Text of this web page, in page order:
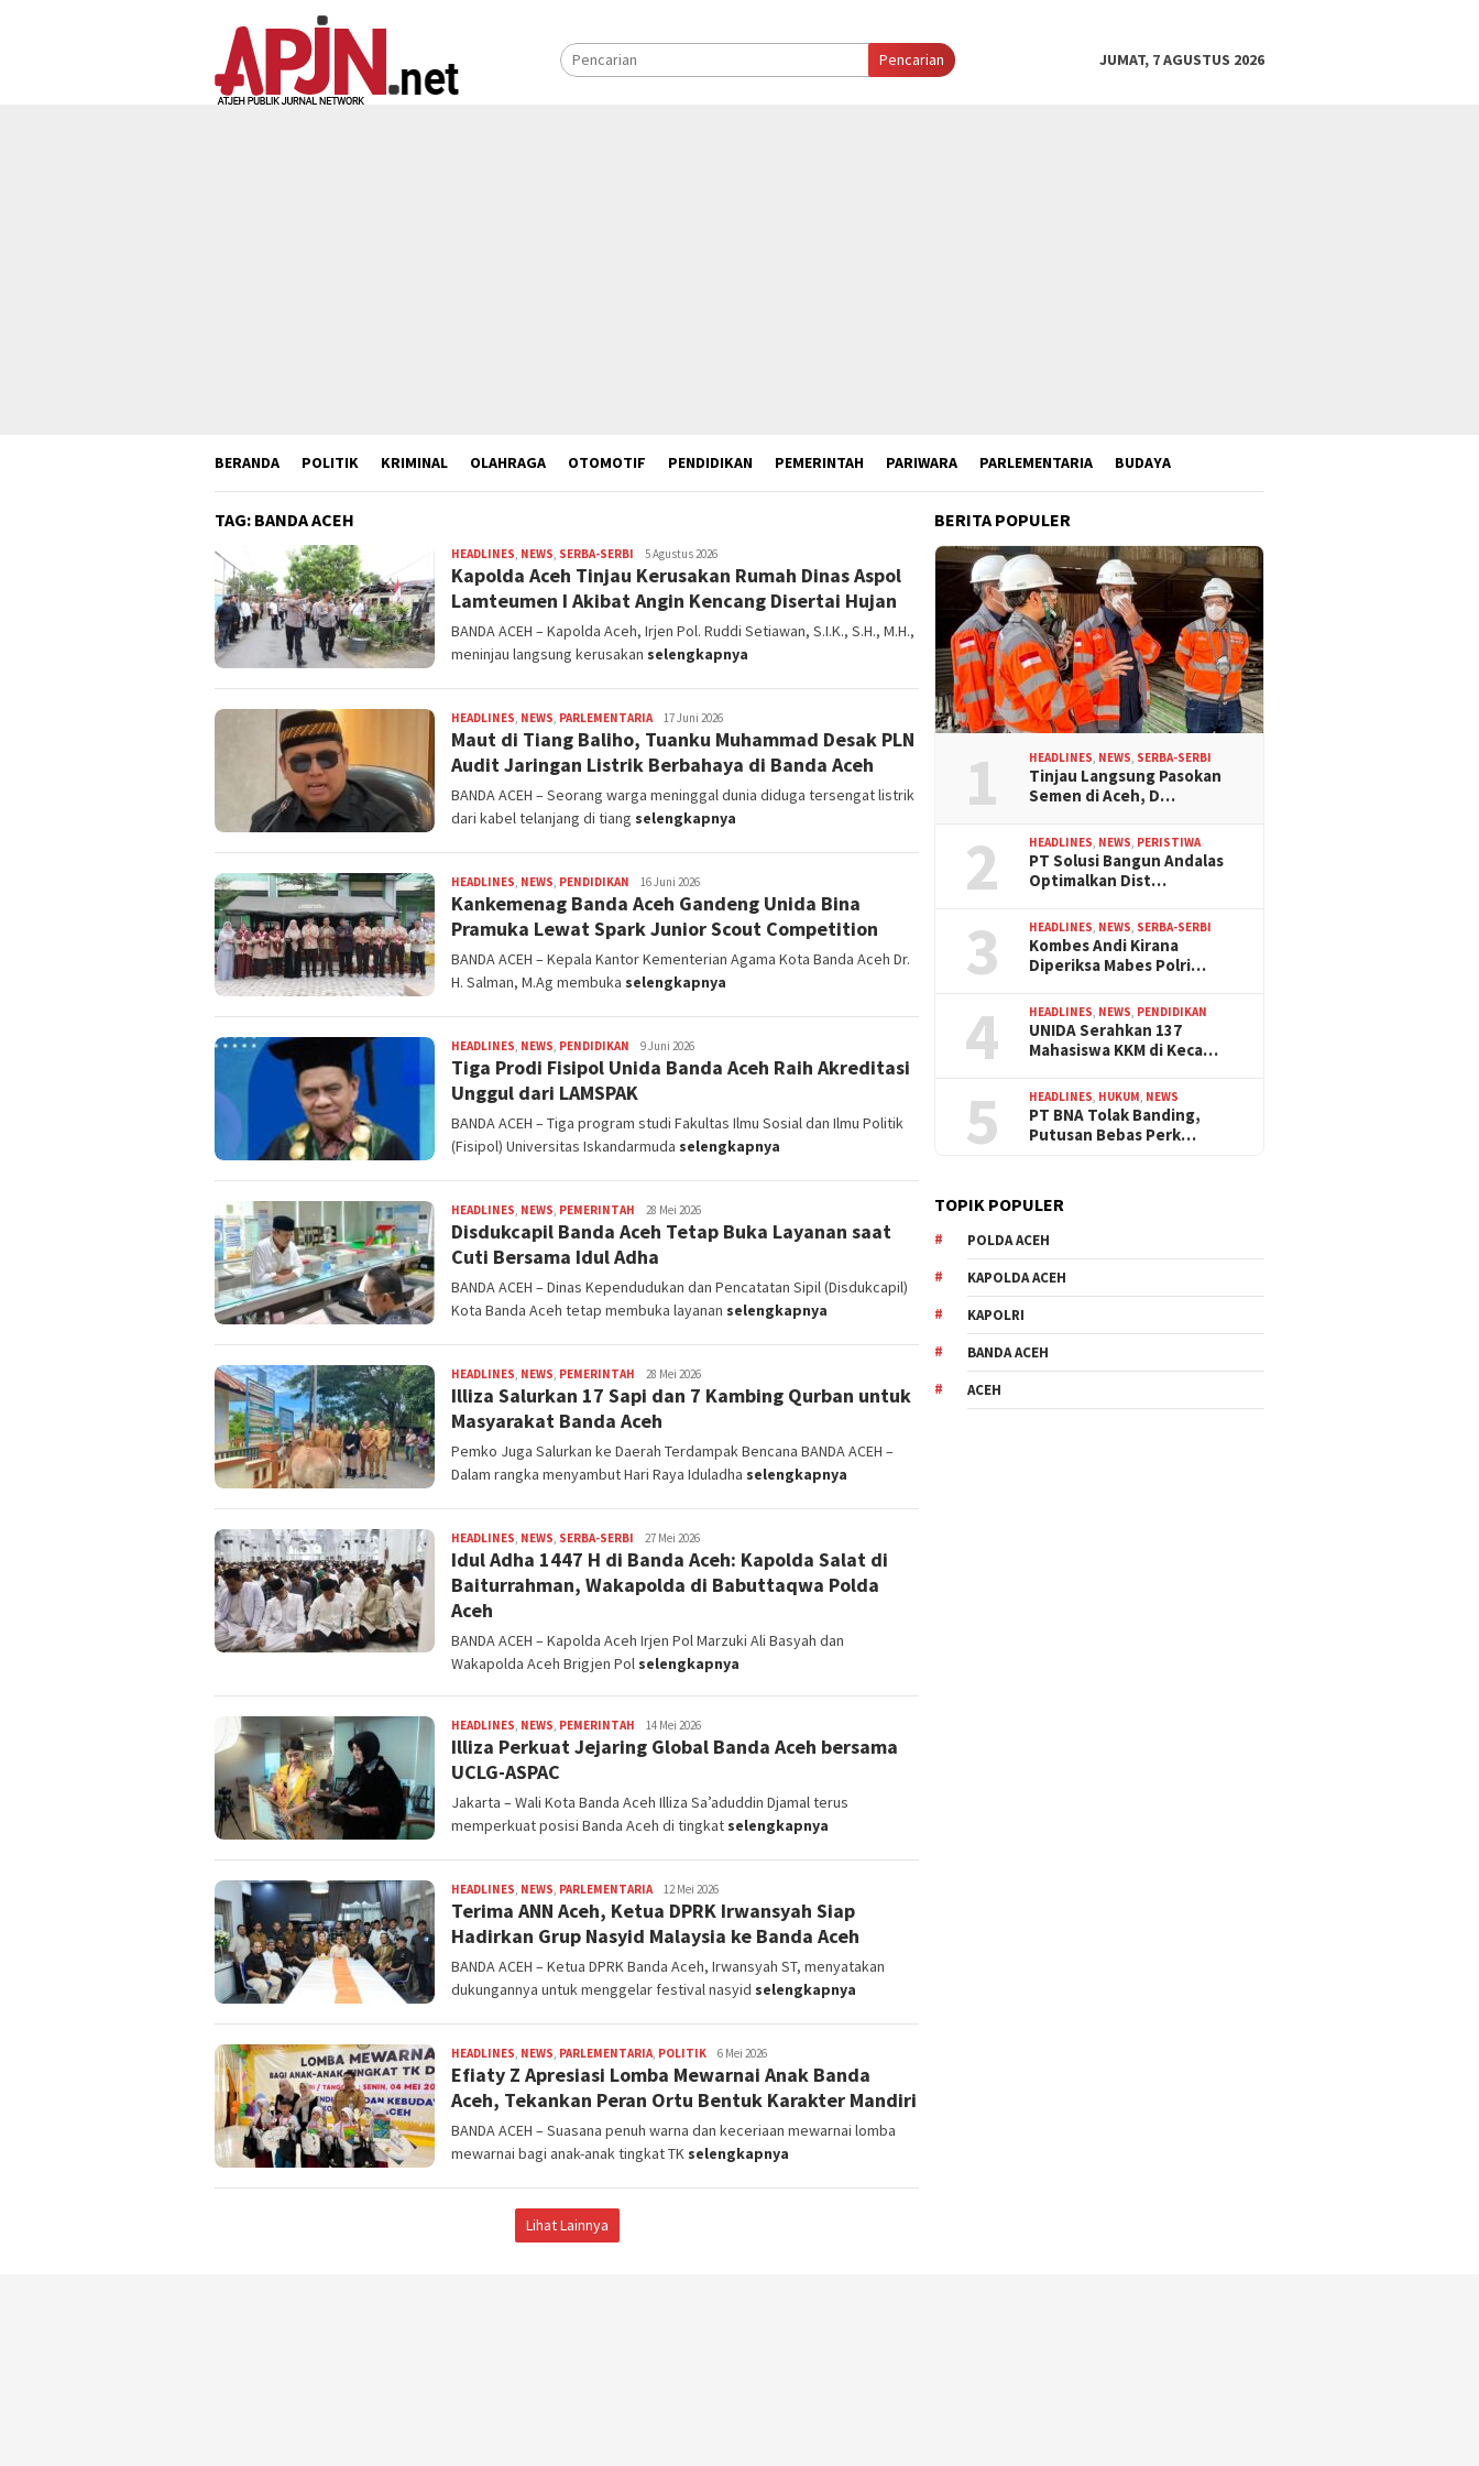
Pencarian JUMAT, 7 AGUSTUS 2026
BERANDA POLITIK KRIMINAL OLAHRAGA OTOMOTIF PENDIDIKAN PEMERINTAH PARIWARA PARLEMENTARIA BUDAYA
TAG: BANDA ACEH
HEADLINES, NEWS, SERBA-SERBI Redaksi
5 Agustus 2026
Kapolda Aceh Tinjau Kerusakan Rumah Dinas Aspol
Lamteumen I Akibat Angin Kencang Disertai Hujan
BANDA ACEH – Kapolda Aceh, Irjen Pol. Ruddi Setiawan, S.I.K., S.H., M.H.,
meninjau langsung kerusakan selengkapnya
HEADLINES, NEWS, PARLEMENTARIARedaksi
17 Juni 2026
Maut di Tiang Baliho, Tuanku Muhammad Desak PLN
Audit Jaringan Listrik Berbahaya di Banda Aceh
BANDA ACEH – Seorang warga meninggal dunia diduga tersengat listrik
dari kabel telanjang di tiang selengkapnya
HEADLINES, NEWS, PENDIDIKAN Redaksi
16 Juni 2026
Kankemenag Banda Aceh Gandeng Unida Bina
Pramuka Lewat Spark Junior Scout Competition
BANDA ACEH – Kepala Kantor Kementerian Agama Kota Banda Aceh Dr.
H. Salman, M.Ag membuka selengkapnya
HEADLINES, NEWS, PENDIDIKAN Redaksi
9 Juni 2026
Tiga Prodi Fisipol Unida Banda Aceh Raih Akreditasi
Unggul dari LAMSPAK
BANDA ACEH – Tiga program studi Fakultas Ilmu Sosial dan Ilmu Politik
(Fisipol) Universitas Iskandarmuda selengkapnya
HEADLINES, NEWS, PEMERINTAH Redaksi
28 Mei 2026
Disdukcapil Banda Aceh Tetap Buka Layanan saat
Cuti Bersama Idul Adha
BANDA ACEH – Dinas Kependudukan dan Pencatatan Sipil (Disdukcapil)
Kota Banda Aceh tetap membuka layanan selengkapnya
HEADLINES, NEWS, PEMERINTAH Redaksi
28 Mei 2026
Illiza Salurkan 17 Sapi dan 7 Kambing Qurban untuk
Masyarakat Banda Aceh
Pemko Juga Salurkan ke Daerah Terdampak Bencana BANDA ACEH –
Dalam rangka menyambut Hari Raya Iduladha selengkapnya
HEADLINES, NEWS, SERBA-SERBI Redaksi
27 Mei 2026
Idul Adha 1447 H di Banda Aceh: Kapolda Salat di
Baiturrahman, Wakapolda di Babuttaqwa Polda
Aceh
BANDA ACEH – Kapolda Aceh Irjen Pol Marzuki Ali Basyah dan
Wakapolda Aceh Brigjen Pol selengkapnya
HEADLINES, NEWS, PEMERINTAH Redaksi
14 Mei 2026
Illiza Perkuat Jejaring Global Banda Aceh bersama
UCLG-ASPAC
Jakarta – Wali Kota Banda Aceh Illiza Sa’aduddin Djamal terus
memperkuat posisi Banda Aceh di tingkat selengkapnya
HEADLINES, NEWS, PARLEMENTARIARedaksi
12 Mei 2026
Terima ANN Aceh, Ketua DPRK Irwansyah Siap
Hadirkan Grup Nasyid Malaysia ke Banda Aceh
BANDA ACEH – Ketua DPRK Banda Aceh, Irwansyah ST, menyatakan
dukungannya untuk menggelar festival nasyid selengkapnya
HEADLINES, NEWS, PARLEMENTARIA, POLITIK Redaksi
6 Mei 2026
Efiaty Z Apresiasi Lomba Mewarnai Anak Banda
Aceh, Tekankan Peran Ortu Bentuk Karakter Mandiri
BANDA ACEH – Suasana penuh warna dan keceriaan mewarnai lomba
mewarnai bagi anak-anak tingkat TK selengkapnya
Lihat Lainnya
BERITA POPULER
1 HEADLINES NEWS SERBA-SERBI
Tinjau Langsung Pasokan
Semen di Aceh, D…
2 HEADLINES NEWS PERISTIWA
PT Solusi Bangun Andalas
Optimalkan Dist…
3 HEADLINES NEWS SERBA-SERBI
Kombes Andi Kirana
Diperiksa Mabes Polri…
4 HEADLINES NEWS PENDIDIKAN
UNIDA Serahkan 137
Mahasiswa KKM di Keca…
5 HEADLINES HUKUM NEWS
PT BNA Tolak Banding,
Putusan Bebas Perk…
TOPIK POPULER
POLDA ACEH
KAPOLDA ACEH
KAPOLRI
BANDA ACEH
ACEH